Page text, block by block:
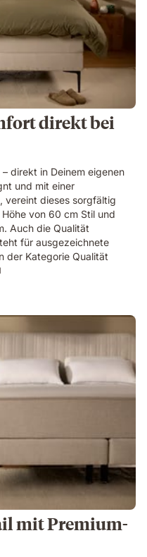
direkt bei
direkt in Deinem eigenen
und mit einer
vereint dieses sorgfältig
von 60 cm Stil und
Auch die Qualität
für ausgezeichnete
der Kategorie Qualität
mit Premium-